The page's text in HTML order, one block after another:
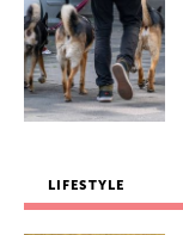
LIFESTYLE